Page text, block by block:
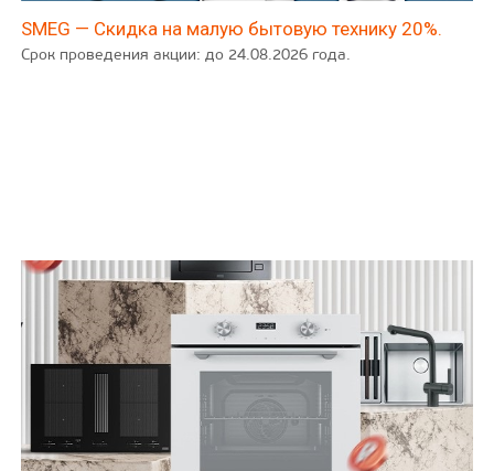
SMEG — Скидка на малую бытовую технику 20%.
Срок проведения акции: до 24.08.2026 года.